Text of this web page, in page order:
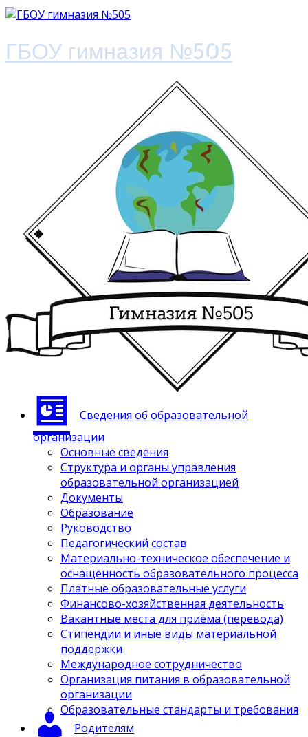
ГБОУ гимназия №505
Сведения об образовательной
организации
Основные сведения
Структура и органы управления
образовательной организацией
Документы
Образование
Руководство
Педагогический состав
Материально-техническое обеспечение и
оснащенность образовательного процесса
Платные образовательные услуги
Финансово-хозяйственная деятельность
Вакантные места для приёма (перевода)
Стипендии и иные виды материальной
поддержки
Международное сотрудничество
Организация питания в образовательной
организации
Образовательные стандарты и требования
Родителям